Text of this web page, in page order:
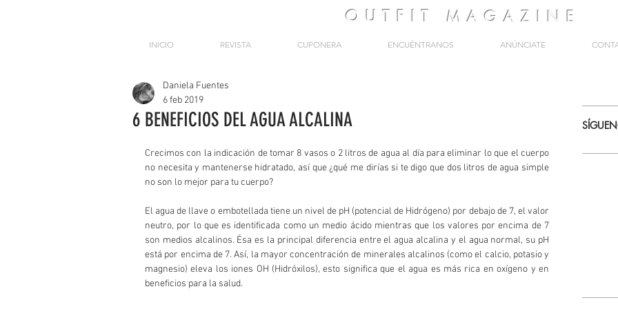
OUTFIT MAGAZINE
INICIO REVISTA CUPONERA ENCUÉNTRANOS ANÚNCIATE
6 BENEFICIOS DEL AGUA ALCALINA
Daniela Fuentes
6 feb 2019
Crecimos con la indicación de tomar 8 vasos o 2 litros de agua al día para eliminar lo que el cuerpo
no necesita y mantenerse hidratado, así que ¿qué me dirías si te digo que dos litros de agua simple
no son lo mejor para tu cuerpo?
El agua de llave o embotellada tiene un nivel de pH (potencial de Hidrógeno) por debajo de 7, el valor
neutro, por lo que es identificada como un medio ácido mientras que los valores por encima de 7
son medios alcalinos. Ésa es la principal diferencia entre el agua alcalina y el agua normal, su pH
está por encima de 7. Así, la mayor concentración de minerales alcalinos (como el calcio, potasio y
magnesio) eleva los iones OH (Hidróxilos), esto significa que el agua es más rica en oxígeno y en
beneficios para la salud.